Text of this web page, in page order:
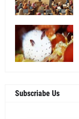
Subscriabe Us